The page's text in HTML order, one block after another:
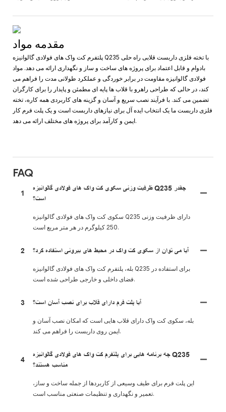
مقدمه مواد
پلتفرم کت واک های فولادی گالوانیزه Q235 با تخته فلزی داربست قلابی راه حلی
بادوام و قابل اعتماد برای پروژه های ساخت و ساز و نگهداری ارائه می دهد. مواد
فولادی گالوانیزه مقاومت در برابر خوردگی و عملکرد طولانی مدت را فراهم می
کند، در حالی که طراحی راهرو با قلاب ها پایه ای مطمئن و پایدار را برای کارگران
تضمین می کند. با فرآیند نصب سریع و آسان و گزینه های کاربردی همه کاره، تخته
فلزی داربست ما یک انتخاب ایده آل برای نیازهای داربست است و یک پلت فرم کار
ایمن و کارآمد برای پروژه های مختلف ارائه می دهد.
FAQ
1
ظرفیت وزنی سکوی کت واک های فولادی گالوانیزه Q235 چقدر
است؟
سکوی کت واک های فولادی گالوانیزه Q235 دارای ظرفیت وزنی
250 کیلوگرم در هر متر مربع است.
2 آیا می توان از سکوی کت واک در محیط های بیرونی استفاده کرد؟
بله، پلتفرم کت واک های فولادی گالوانیزه Q235 برای استفاده در
فضای داخلی و خارجی طراحی شده است.
3 آیا پلت فرم دارای قلاب برای نصب آسان است؟
بله، سکوی کت واک دارای قلاب هایی است که امکان نصب آسان و
ایمن روی داربست را فراهم می کند.
4
چه برنامه هایی برای پلتفرم کت واک های فولادی گالوانیزه Q235
مناسب هستند؟
این پلت فرم برای طیف وسیعی از کاربردها از جمله ساخت و ساز،
تعمیر و نگهداری و تنظیمات صنعتی مناسب است.